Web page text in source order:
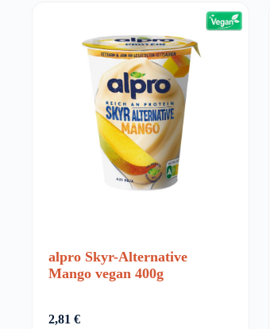
alpro Skyr-Alternative
Mango vegan 400g
2,81 €